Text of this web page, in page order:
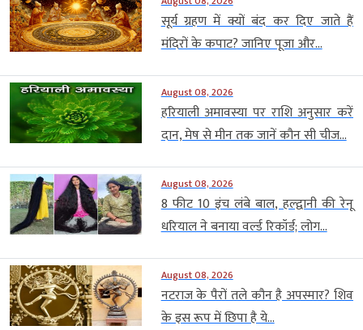
सूर्य ग्रहण में क्यों बंद कर दिए जाते हैं
मंदिरों के कपाट? जानिए पूजा और...
August 08, 2026
हरियाली अमावस्या पर राशि अनुसार करें
दान, मेष से मीन तक जानें कौन सी चीज...
August 08, 2026
8 फीट 10 इंच लंबे बाल, हल्द्वानी की रेनू
धरियाल ने बनाया वर्ल्ड रिकॉर्ड; लोग...
August 08, 2026
नटराज के पैरों तले कौन है अपस्मार? शिव
के इस रूप में छिपा है ये...